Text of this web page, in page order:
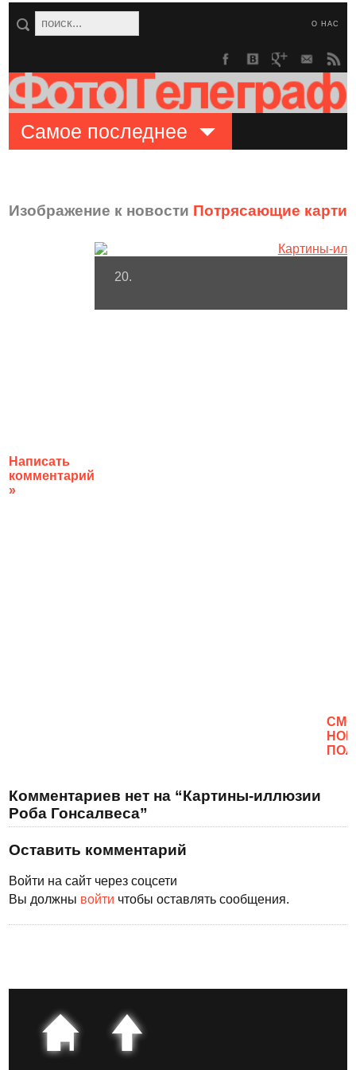
О НАС
Самое последнее
Изображение к новости Потрясающие
Написать
комментарий
»
20.
Комментариев нет на “Картины-иллюзии
Роба Гонсалвеса”
Оставить комментарий
Войти на сайт через соцсети
Вы должны войти чтобы оставлять сообщения.